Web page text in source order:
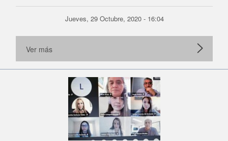
Jueves, 29 Octubre, 2020 - 16:04
Ver más